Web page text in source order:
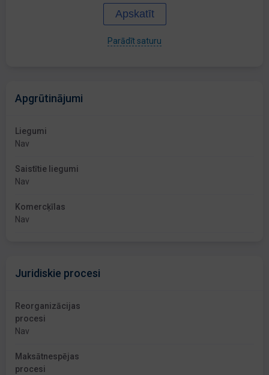
Apskatīt
Parādīt saturu
Apgrūtinājumi
Liegumi
Nav
Saistītie liegumi
Nav
Komercķīlas
Nav
Juridiskie procesi
Reorganizācijas
procesi
Nav
Maksātnespējas
procesi